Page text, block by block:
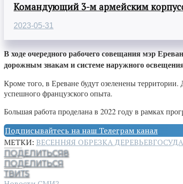
Командующий 3-м армейским
2023-05-31
В ходе очередного рабочего совещания мэр
дорожным знакам и системе наружного
Кроме того, в Ереване будут озеленены
успешного французского опыта.
Большая работа проделана в 2022 году в рамках
Подписывайтесь на наш Телеграм канал
МЕТКИ: ВЕСЕННЯЯ ОБРЕЗКА ДЕРЕВЬЕВ
ПОДЕЛИТЬСЯ8
ПОДЕЛИТЬСЯ
ТВИТ5